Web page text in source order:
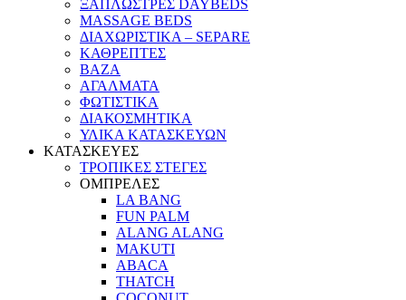
ΞΑΠΛΩΣΤΡΕΣ DAYBEDS
MASSAGE BEDS
ΔΙΑΧΩΡΙΣΤΙΚΑ – SEPARE
ΚΑΘΡΕΠΤΕΣ
ΒΑΖΑ
ΑΓΑΛΜΑΤΑ
ΦΩΤΙΣΤΙΚΑ
ΔΙΑΚΟΣΜΗΤΙΚΑ
ΥΛΙΚΑ ΚΑΤΑΣΚΕΥΩΝ
ΚΑΤΑΣΚΕΥΕΣ
ΤΡΟΠΙΚΕΣ ΣΤΕΓΕΣ
ΟΜΠΡΕΛΕΣ
LA BANG
FUN PALM
ALANG ALANG
MAKUTI
ABACA
THATCH